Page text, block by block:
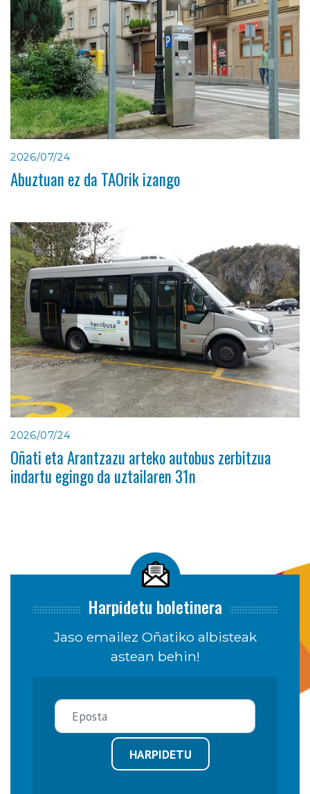
2026/07/24
Abuztuan ez da TAOrik izango
2026/07/24
Oñati eta Arantzazu arteko autobus zerbitzua
indartu egingo da uztailaren 31n
Harpidetu boletinera
Jaso emailez Oñatiko albisteak
astean behin!
HARPIDETU